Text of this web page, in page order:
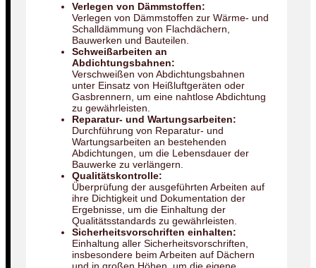
Verlegen von Dämmstoffen:
Verlegen von Dämmstoffen zur Wärme- und
Schalldämmung von Flachdächern,
Bauwerken und Bauteilen.
Schweißarbeiten an
Abdichtungsbahnen:
Verschweißen von Abdichtungsbahnen
unter Einsatz von Heißluftgeräten oder
Gasbrennern, um eine nahtlose Abdichtung
zu gewährleisten.
Reparatur- und Wartungsarbeiten:
Durchführung von Reparatur- und
Wartungsarbeiten an bestehenden
Abdichtungen, um die Lebensdauer der
Bauwerke zu verlängern.
Qualitätskontrolle:
Überprüfung der ausgeführten Arbeiten auf
ihre Dichtigkeit und Dokumentation der
Ergebnisse, um die Einhaltung der
Qualitätsstandards zu gewährleisten.
Sicherheitsvorschriften einhalten:
Einhaltung aller Sicherheitsvorschriften,
insbesondere beim Arbeiten auf Dächern